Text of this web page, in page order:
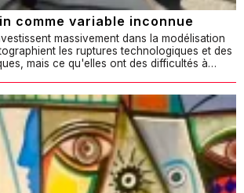
comme variable inconnue
massivement dans la modélisation
les ruptures technologiques et des
mais ce qu'elles ont des difficultés à…